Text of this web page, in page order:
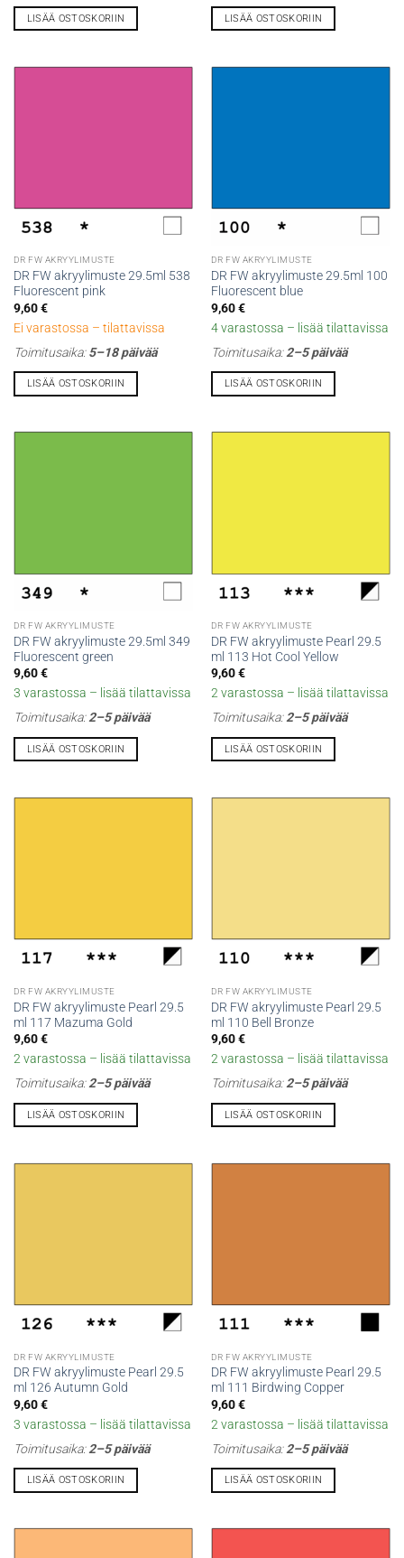
LISÄÄ OSTOSKORIIN LISÄÄ OSTOSKORIIN
DR FW AKRYYLIMUSTE
DR FW akryylimuste 29.5ml 538
Fluorescent pink
9,60€
Ei varastossa – tilattavissa
Toimitusaika:5–18 päivää
LISÄÄ OSTOSKORIIN
DR FW AKRYYLIMUSTE
DR FW akryylimuste 29.5ml 100
Fluorescent blue
9,60€
4 varastossa – lisää tilattavissa
Toimitusaika:2–5 päivää
LISÄÄ OSTOSKORIIN
DR FW AKRYYLIMUSTE
DR FW akryylimuste 29.5ml 349
Fluorescent green
9,60€
3 varastossa – lisää tilattavissa
Toimitusaika:2–5 päivää
LISÄÄ OSTOSKORIIN
DR FW AKRYYLIMUSTE
DR FW akryylimuste Pearl 29.5
ml 113 Hot Cool Yellow
9,60€
2 varastossa – lisää tilattavissa
Toimitusaika:2–5 päivää
LISÄÄ OSTOSKORIIN
DR FW AKRYYLIMUSTE
DR FW akryylimuste Pearl 29.5
ml 117 Mazuma Gold
9,60€
2 varastossa – lisää tilattavissa
Toimitusaika:2–5 päivää
LISÄÄ OSTOSKORIIN
DR FW AKRYYLIMUSTE
DR FW akryylimuste Pearl 29.5
ml 110 Bell Bronze
9,60€
2 varastossa – lisää tilattavissa
Toimitusaika:2–5 päivää
LISÄÄ OSTOSKORIIN
DR FW AKRYYLIMUSTE
DR FW akryylimuste Pearl 29.5
ml 126 Autumn Gold
9,60€
3 varastossa – lisää tilattavissa
Toimitusaika:2–5 päivää
LISÄÄ OSTOSKORIIN
DR FW AKRYYLIMUSTE
DR FW akryylimuste Pearl 29.5
ml 111 Birdwing Copper
9,60€
2 varastossa – lisää tilattavissa
Toimitusaika:2–5 päivää
LISÄÄ OSTOSKORIIN